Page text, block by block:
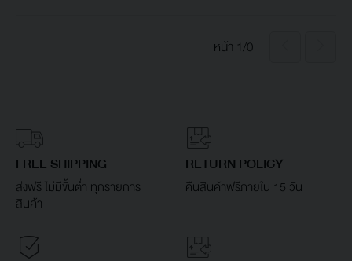
หน้า 1/0
FREE SHIPPING
ส่งฟรี ไม่มีขั้นต่ำ ทุกรายการ
สินค้า
RETURN POLICY
คืนสินค้าฟรีภายใน 15 วัน